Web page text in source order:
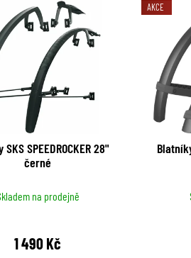
SPEEDROCKER 28"
černé
na prodejně
1 490 Kč
AKCE